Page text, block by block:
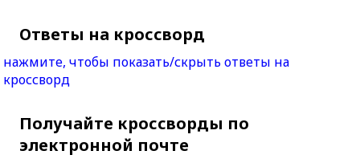
Ответы на кроссворд
нажмите, чтобы показать/скрыть ответы на
кроссворд
Получайте кроссворды по
электронной почте